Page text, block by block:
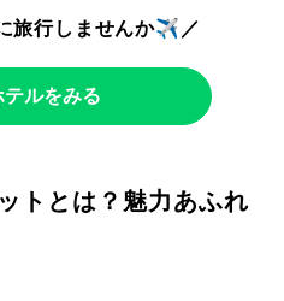
旅行しませんか✈️／
ルをみる
トとは？魅力あふれ